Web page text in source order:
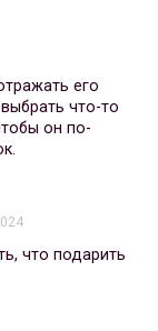
его
что-то
он по-
что подарить